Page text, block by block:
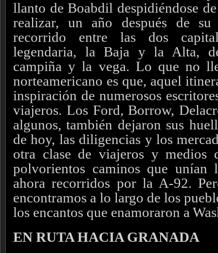
llanto de Boabdil despidiéndose
realizar, un año después de
recorrido entre las dos
legendaria, la Baja y la Alta,
campiña y la vega. Lo que no
norteamericano es que, aquel
inspiración de numerosos
viajeros. Los Ford, Borrow,
algunos, también dejaron sus
de hoy, las diligencias y los
otra clase de viajeros y medios
polvorientos caminos que unían
ahora recorridos por la A-92.
encontramos a lo largo de los
los encantos que enamoraron a
EN RUTA HACIA GRANADA